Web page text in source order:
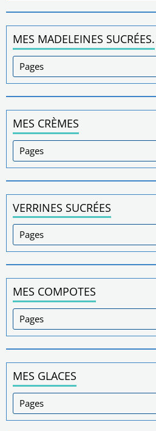
MES MADELEINES SUCRÉES.
MES CRÈMES
VERRINES SUCRÉES
MES COMPOTES
MES GLACES